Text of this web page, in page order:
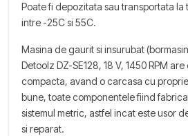
Poate fi depozitata sau transportata la
intre -25C si 55C.
Masina de gaurit si insurubat
Detoolz DZ-SE128, 18 V, 1450 RPM
compacta, avand o carcasa cu
bune, toate componentele fiind
sistemul metric, astfel incat este usor
si reparat.